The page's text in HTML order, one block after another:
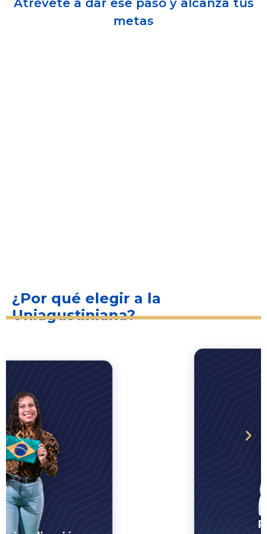
Atrévete a dar ese paso y alcanza tus
metas
¡La Uniagustiniana está muy cerca de ti!
¿Por qué elegir a la
Uniagustiniana?
Prácticas